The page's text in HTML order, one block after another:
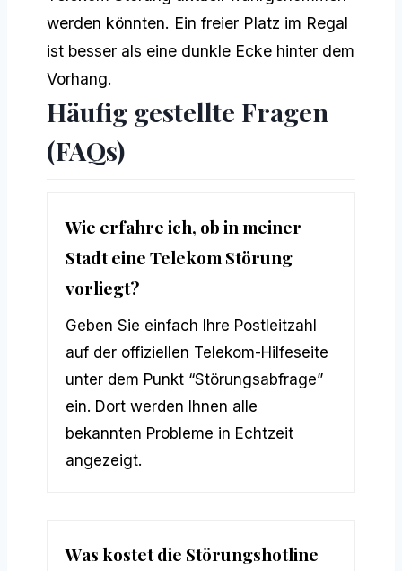
werden könnten. Ein freier Platz im Regal
ist besser als eine dunkle Ecke hinter dem
Vorhang.
Häufig gestellte Fragen
(FAQs)
Wie erfahre ich, ob in meiner
Stadt eine Telekom Störung
vorliegt?
Geben Sie einfach Ihre Postleitzahl
auf der offiziellen Telekom-Hilfeseite
unter dem Punkt “Störungsabfrage”
ein. Dort werden Ihnen alle
bekannten Probleme in Echtzeit
angezeigt.
Was kostet die Störungshotline